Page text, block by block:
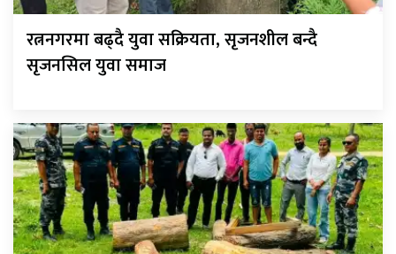
रत्ननगरमा बढ्दै युवा सक्रियता, सृजनशील बन्दै
सृजनसिल युवा समाज